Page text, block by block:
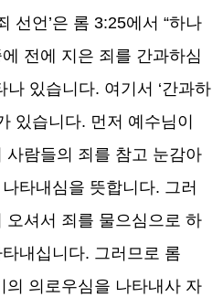
선언’은 롬 3:25에서 “하나
전에 지은 죄를 간과하심
나 있습니다. 여기서 ‘간과하
있습니다. 먼저 예수님이
사람들의 죄를 참고 눈감아
타내심을 뜻합니다. 그러
오셔서 죄를 물으심으로 하
내십니다. 그러므로 롬
의 의로우심을 나타내사 자